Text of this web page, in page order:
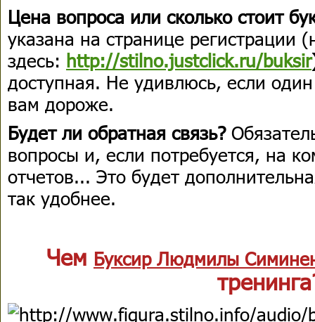
Цена вопроса или сколько стоит
указана на странице регистрации
здесь: http://stilno.justclick.ru/buksir
доступная. Не удивлюсь, если
вам дороже.
Будет ли обратная связь?
вопросы и, если потребуется, на
отчетов... Это будет
так удобнее.
Чем Буксир Людмилы